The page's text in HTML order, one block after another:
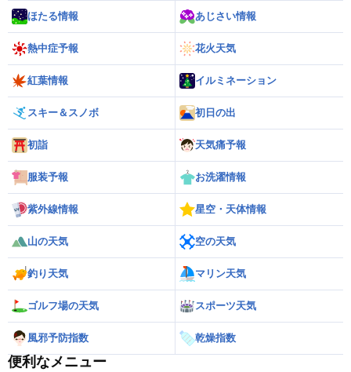
ほたる情報 あじさい情報
熱中症予報 花火天気
紅葉情報 イルミネーション
スキー＆スノボ 初日の出
初詣 天気痛予報
服装予報 お洗濯情報
紫外線情報 星空・天体情報
山の天気 空の天気
釣り天気 マリン天気
ゴルフ場の天気 スポーツ天気
風邪予防指数 乾燥指数
便利なメニュー